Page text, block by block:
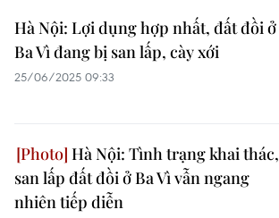
Hà Nội: Lợi dụng hợp nhất, đất đồi ở
Ba Vì đang bị san lấp, cày xới
25/06/2025 09:33
Hà Nội: Tình trạng khai thác,
san lấp đất đồi ở Ba Vì vẫn ngang
nhiên tiếp diễn